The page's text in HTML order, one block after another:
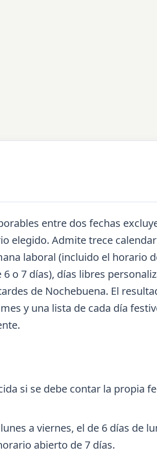
entre dos fechas
elegido. Admite trece
laboral (incluido el horario
o 7 días), días libres
de Nochebuena. El
y una lista de cada día
si se debe contar la propia
a viernes, el de 6 días de
abierto de 7 días.